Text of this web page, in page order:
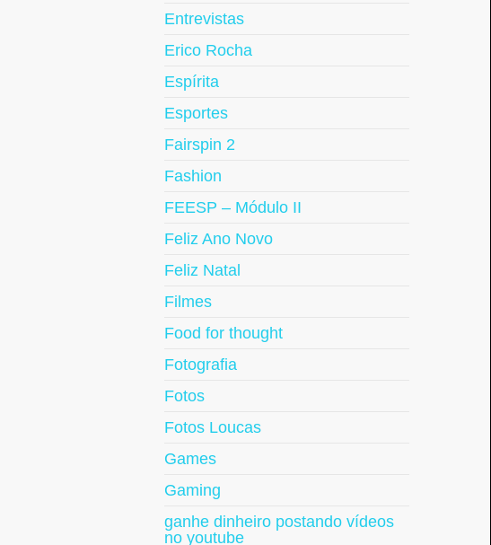
Entrevistas
Erico Rocha
Espírita
Esportes
Fairspin 2
Fashion
FEESP – Módulo II
Feliz Ano Novo
Feliz Natal
Filmes
Food for thought
Fotografia
Fotos
Fotos Loucas
Games
Gaming
ganhe dinheiro postando vídeos
no youtube